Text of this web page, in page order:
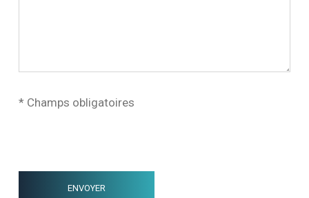
* Champs obligatoires